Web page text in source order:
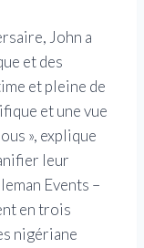
John a
et des
et pleine de
et une vue
», explique
leur
Events –
en trois
nigériane